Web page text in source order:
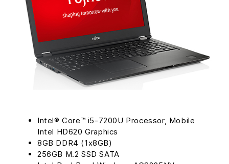
Intel® Core™ i5-7200U Processor, Mobile
Intel HD620 Graphics
8GB DDR4 (1x8GB)
256GB M.2 SSD SATA